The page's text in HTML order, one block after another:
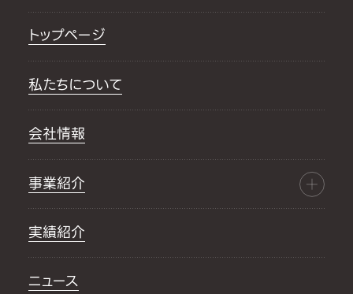
トップページ
私たちについて
会社情報
事業紹介
実績紹介
ニュース